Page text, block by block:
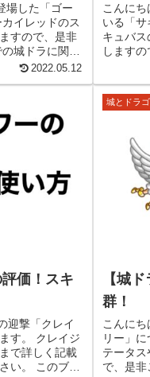
場した「ゴー
イレッドのス
すので、是非
城ドラに関す
2022.05.12
こんに
いる「
キュバ
します
価！スキ
迎撃「クレイ
す。 クレイジ
で詳しく記載
い。 このブロ
城とドラ
【城
群！
こんに
リー」
テータ
で、是